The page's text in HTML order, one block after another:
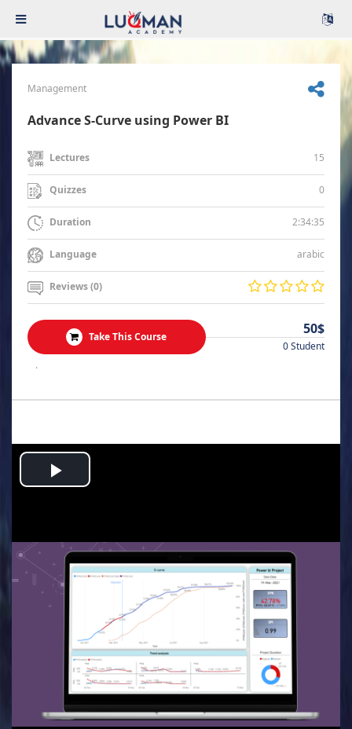
Management
Advance S-Curve using Power BI
Lectures 15
Quizzes 0
Duration 2:34:35
Language arabic
Reviews (0)
Take This Course 50$
0 Student
.
Play